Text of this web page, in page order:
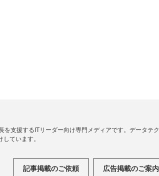
支援するITリーダー向け専門メディアです。データテ
ています。
記事掲載のご依頼 広告掲載のご案内